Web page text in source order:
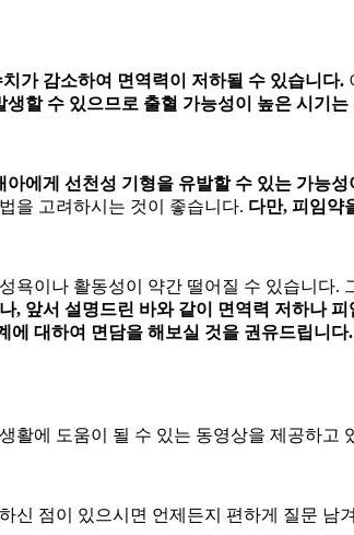
가 감소하여 면역력이 저하될 수 있습니다.
할 수 있으므로 출혈 가능성이 높은 시기
아에게 선천성 기형을 유발할 수 있는 가능
을 고려하시는 것이 좋습니다. 다만, 피임약
욕이나 활동성이 약간 떨어질 수 있습니다
, 앞서 설명드린 바와 같이 면역력 저하나
대하여 면담을 해보실 것을 권유드립니
활에 도움이 될 수 있는 동영상을 제공하고
신 점이 있으시면 언제든지 편하게 질문 남